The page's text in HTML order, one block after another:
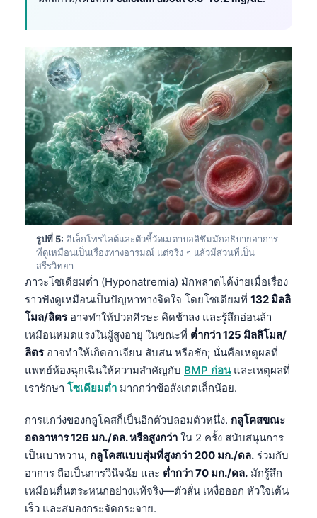
รูปที่ 5: อิเล็กโทรไลต์และตัวชี้วัดเมตาบอลิซึมมักอธิบายอาการ
ที่ดูเหมือนเป็นเรื่องทางอารมณ์ แต่จริง ๆ แล้วมีส่วนที่เป็น
สรีรวิทยา
ภาวะโซเดียมต่ำ (Hyponatremia) มักพลาดได้ง่ายเมื่อเรื่อง
ราวฟังดูเหมือนเป็นปัญหาทางจิตใจ โดยโซเดียมที่ 132 มิลลิ
โมล/ลิตรอาจทำให้ปวดศีรษะ คิดช้าลง และรู้สึกอ่อนล้า
เหมือนหมดแรงในผู้สูงอายุ ในขณะที่ ต่ำกว่า 125 มิลลิโมล/
ลิตรอาจทำให้เกิดอาเจียน สับสน หรือชัก; นั่นคือเหตุผลที่
แพทย์ห้องฉุกเฉินให้ความสำคัญกับ BMP ก่อนและเหตุผลที่
เรารักษา โซเดียมต่ำ มากกว่าข้อสังเกตเล็กน้อย.
การแกว่งของกลูโคสก็เป็นอีกตัวปลอมตัวหนึ่ง. กลูโคสขณะ
อดอาหาร 126 มก./ดล. หรือสูงกว่า ใน 2 ครั้ง สนับสนุนการ
เป็นเบาหวาน, กลูโคสแบบสุ่มที่สูงกว่า 200 มก./ดล. ร่วมกับ
อาการ ถือเป็นการวินิจฉัย และ ต่ำกว่า 70 มก./ดล. มักรู้สึก
เหมือนตื่นตระหนกอย่างแท้จริง—ตัวสั่น เหงื่อออก หัวใจเต้น
เร็ว และสมองกระจัดกระจาย.